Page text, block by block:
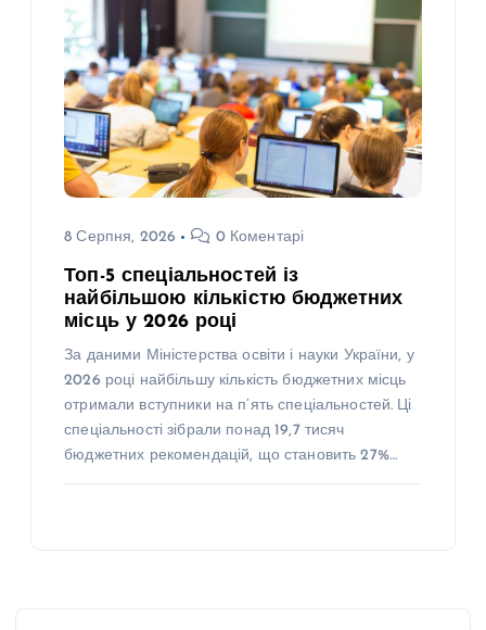
8 Серпня, 2026 0 Коментарі
Топ-5 спеціальностей із
найбільшою кількістю бюджетних
місць у 2026 році
За даними Міністерства освіти і науки України, у
2026 році найбільшу кількість бюджетних місць
отримали вступники на п’ять спеціальностей. Ці
спеціальності зібрали понад 19,7 тисяч
бюджетних рекомендацій, що становить 27%…